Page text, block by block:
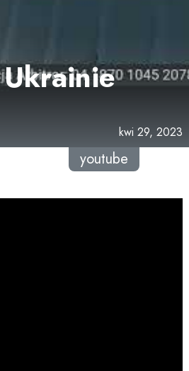
kwi 29, 2023
youtube